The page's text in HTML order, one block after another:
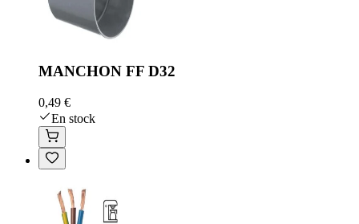
MANCHON FF D32
0,49 €
En stock